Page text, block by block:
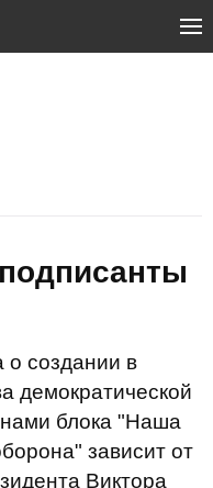
о создании в
демократической
блока "Наша
зависит от
Виктора